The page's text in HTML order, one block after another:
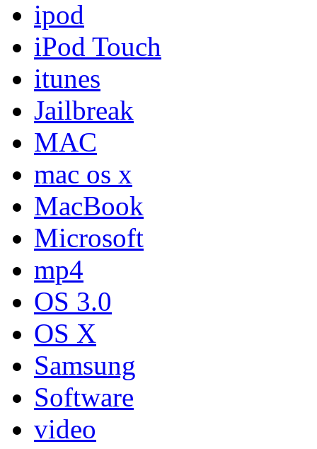
ipod
iPod Touch
itunes
Jailbreak
MAC
mac os x
MacBook
Microsoft
mp4
OS 3.0
OS X
Samsung
Software
video